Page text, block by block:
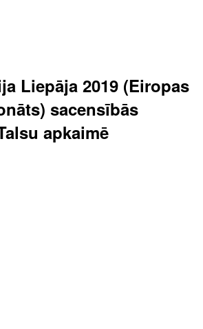
Liepāja 2019 (Eiropas
sacensībās
apkaimē